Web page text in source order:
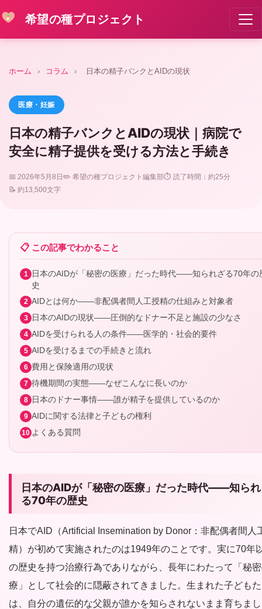
希望の種プロジェクト
ホーム › コラム › 日本の精子バンクとAIDの現状
医療・妊娠
日本の精子バンクとAIDの現状｜病院で
安全に精子提供を受ける方法と手続き
📅 2026年5月8日 ✏️ 希望の種プロジェクト編集部⏱ 読了時間：約25分
📝 約13,500文字
📋 この記事でわかること
日本のAIDが「秘密の医療」だった時代——知られざる70年の
史
AIDとは何か——非配偶者間人工授精の仕組みと対象者
日本のAIDの現状——圧倒的なドナー不足と施設の少なさ
AIDを受けられる人の条件——医学的・社会的要件
AIDを受けるまでの手続きと流れ
費用と保険適用の現状
待機期間の実態——なぜこんなに長いのか
日本のドナー事情——誰が精子を提供しているのか
AIDに関する法律と子どもの権利
よくある質問
日本のAIDが「秘密の医療」だった時代——知ら
る70年の歴史
日本でAID（Artificial Insemination by Donor：非配偶者間人
精）が初めて実施されたのは1949年のことです。実に70年
の歴史を持つ治療行為でありながら、長年にわたって「秘
療」として社会的に隠蔽されてきました。生まれた子ども
は、自分の遺伝的な父親が誰かを知らされないまま育ちま